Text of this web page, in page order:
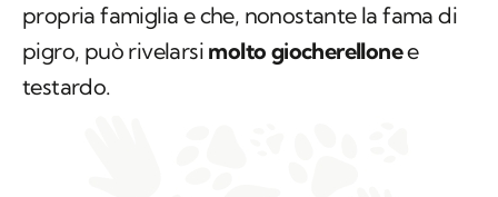
propria famiglia e che, nonostante la fama di
pigro, può rivelarsi molto giocherellonee
testardo.